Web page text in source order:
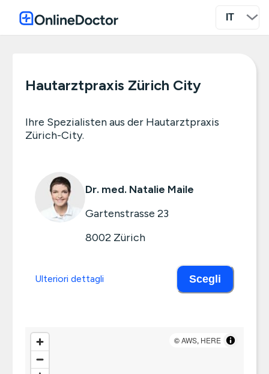
Hautarztpraxis Zürich City
Ihre Spezialisten aus der Hautarztpraxis
Zürich-City.
Dr. med. Natalie Maile
Gartenstrasse 23
8002 Zürich
Ulteriori dettagli Scegli
©AWS, HERE